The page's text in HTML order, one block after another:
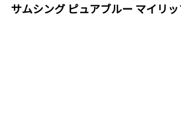
サムシング ピュアブルー マイリ